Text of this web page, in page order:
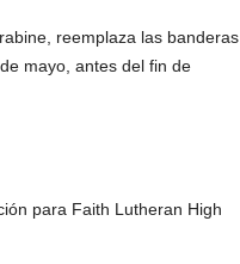
reemplaza las banderas
mayo, antes del fin de
para Faith Lutheran High